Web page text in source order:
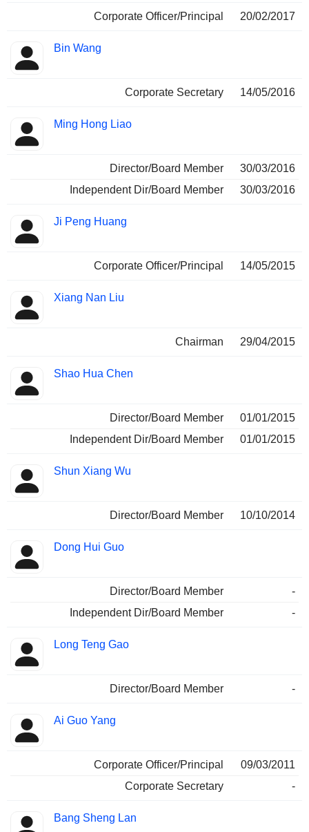
Corporate Officer/Principal 20/02/2017
Bin Wang
Corporate Secretary 14/05/2016
Ming Hong Liao
Director/Board Member
30/03/2016
Independent Dir/Board Member
30/03/2016
Ji Peng Huang
Corporate Officer/Principal 14/05/2015
Xiang Nan Liu
Chairman 29/04/2015
Shao Hua Chen
Director/Board Member
01/01/2015
Independent Dir/Board Member
01/01/2015
Shun Xiang Wu
Director/Board Member 10/10/2014
Dong Hui Guo
Director/Board Member
-
Independent Dir/Board Member
-
Long Teng Gao
Director/Board Member -
Ai Guo Yang
Corporate Officer/Principal
09/03/2011
Corporate Secretary
-
Bang Sheng Lan